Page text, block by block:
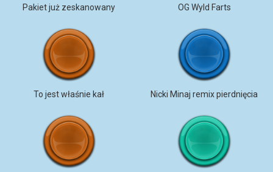
Pakiet już zeskanowany OG Wyld Farts
To jest właśnie kał Nicki Minaj remix pierdnięcia